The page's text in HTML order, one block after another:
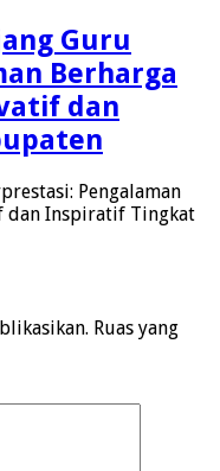
Guru
Berharga
dan
Pengalaman
dan Inspiratif Tingkat
Ruas yang